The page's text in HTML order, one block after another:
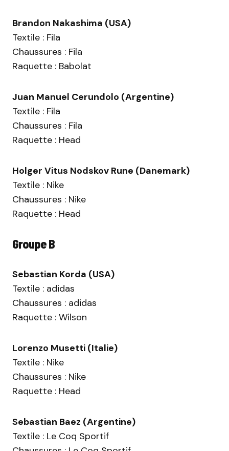
Brandon Nakashima (USA)
Textile : Fila
Chaussures : Fila
Raquette : Babolat
Juan Manuel Cerundolo (Argentine)
Textile : Fila
Chaussures : Fila
Raquette : Head
Holger Vitus Nodskov Rune (Danemark)
Textile : Nike
Chaussures : Nike
Raquette : Head
Groupe B
Sebastian Korda (USA)
Textile : adidas
Chaussures : adidas
Raquette : Wilson
Lorenzo Musetti (Italie)
Textile : Nike
Chaussures : Nike
Raquette : Head
Sebastian Baez (Argentine)
Textile : Le Coq Sportif